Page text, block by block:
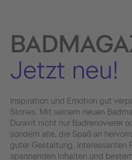
Jetzt neu!
Inspiration und Emotion gut
Stories. Mit seinem neuen
Duravit nicht nur Badrenovierer
sondern alle, die Spaß an
guter Gestaltung, interessanten
spannenden Inhalten und